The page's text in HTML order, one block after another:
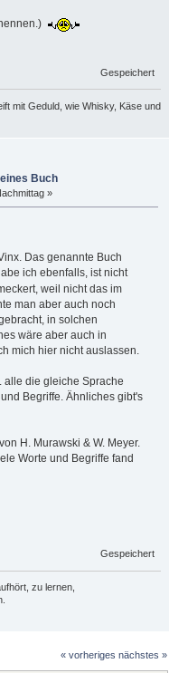
Gespeichert
mit Geduld, wie Whisky, Käse und
Buch
»
Das genannte Buch
ich ebenfalls, ist nicht
weil nicht das im
man aber auch noch
in solchen
wäre aber auch in
mich hier nicht auslassen.
alle die gleiche Sprache
Begriffe. Ähnliches gibt's
von H. Murawski & W. Meyer.
Worte und Begriffe fand
Gespeichert
zu lernen,
« vorheriges nächstes »